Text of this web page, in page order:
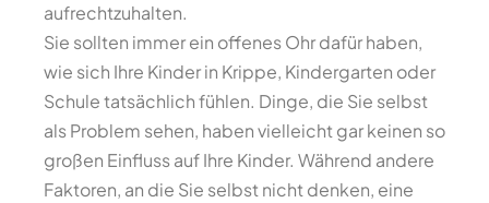
aufrechtzuhalten.
Sie sollten immer ein offenes Ohr dafür haben,
wie sich Ihre Kinder in Krippe, Kindergarten oder
Schule tatsächlich fühlen. Dinge, die Sie selbst
als Problem sehen, haben vielleicht gar keinen so
großen Einfluss auf Ihre Kinder. Während andere
Faktoren, an die Sie selbst nicht denken, eine